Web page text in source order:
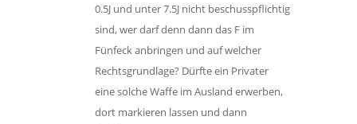
0.5J und unter 7.5J nicht beschusspflichtig
sind, wer darf denn dann das F im
Fünfeck anbringen und auf welcher
Rechtsgrundlage? Dürfte ein Privater
eine solche Waffe im Ausland erwerben,
dort markieren lassen und dann